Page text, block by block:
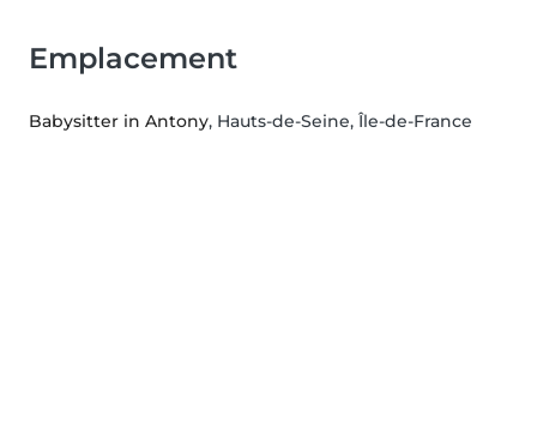
Emplacement
Babysitter in Antony, Hauts-de-Seine, Île-de-France